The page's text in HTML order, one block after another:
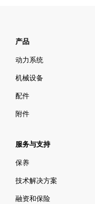
产品
动力系统
机械设备
配件
附件
服务与支持
保养
技术解决方案
融资和保险